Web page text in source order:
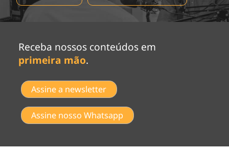
Receba nossos conteúdos em
primeira mão.
Assine a newsletter
Assine nosso Whatsapp